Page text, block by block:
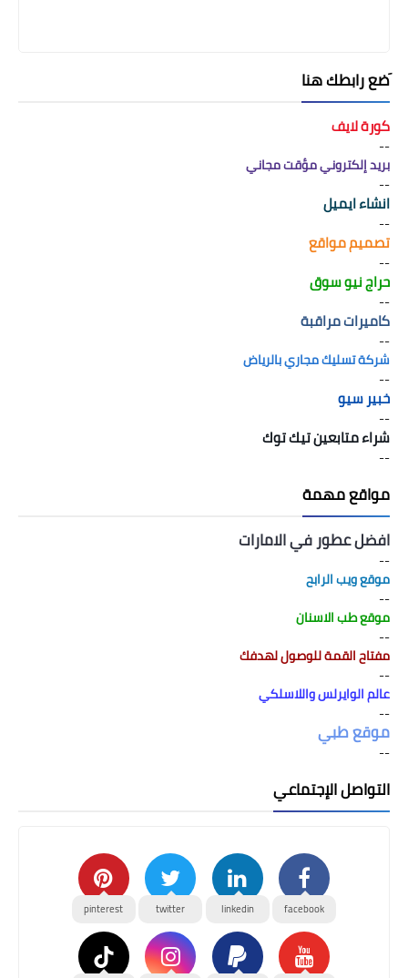
َضع رابطك هنا
كورة لايف
--
بريد إلكتروني مؤقت مجاني
--
انشاء ايميل
--
تصميم مواقع
--
حراج نيو سوق
--
كاميرات مراقبة
--
شركة تسليك مجاري بالرياض
--
خبير سيو
--
شراء متابعين تيك توك
--
مواقع مهمة
افضل عطور في الامارات
--
موقع ويب الرابح
--
موقع طب الاسنان
--
مفتاح القمة للوصول لهدفك
--
عالم الوايرلس واللاسلكي
--
موقع طبي
--
التواصل الإجتماعي
facebook
linkedin
twitter
pinterest